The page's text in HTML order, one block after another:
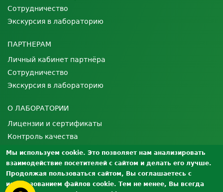
Сотрудничество
Экскурсия в лабораторию
ПАРТНЕРАМ
Личный кабинет партнёра
Сотрудничество
Экскурсия в лабораторию
О ЛАБОРАТОРИИ
Лицензии и сертификаты
Контроль качества
Вакансии
Документы
Мы используем cookie. Это позволяет нам анализировать
взаимодействие посетителей с сайтом и делать его лучше.
Продолжая пользоваться сайтом, Вы соглашаетесь с
использованием файлов cookie. Тем не менее, Вы всегда